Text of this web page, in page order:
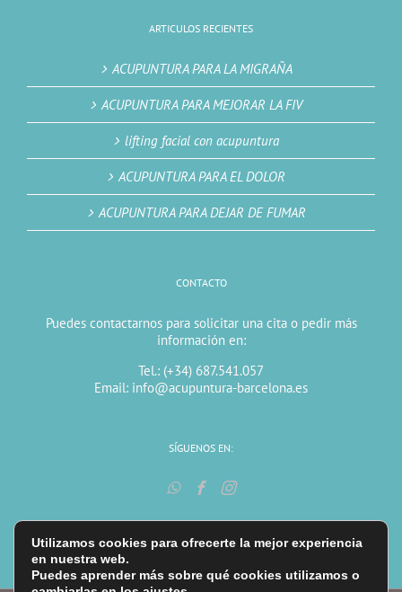
ARTICULOS RECIENTES
ACUPUNTURA PARA LA MIGRAÑA
ACUPUNTURA PARA MEJORAR LA FIV
lifting facial con acupuntura
ACUPUNTURA PARA EL DOLOR
ACUPUNTURA PARA DEJAR DE FUMAR
CONTACTO
Puedes contactarnos para solicitar una cita o pedir más
información en:
Tel.: (+34) 687.541.057
Email: info@acupuntura-barcelona.es
SÍGUENOS EN:
Utilizamos cookies para ofrecerte la mejor experiencia
en nuestra web.
Puedes aprender más sobre qué cookies utilizamos o